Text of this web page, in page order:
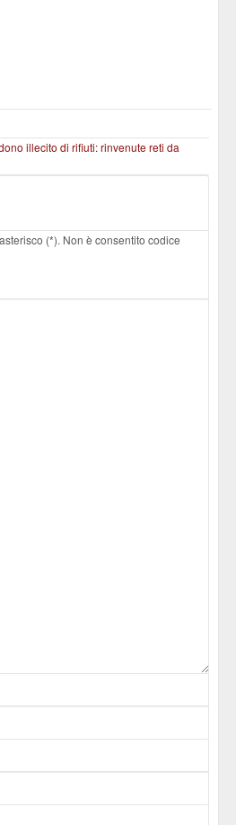
illecito di rifiuti: rinvenute reti da
(*). Non è consentito codice